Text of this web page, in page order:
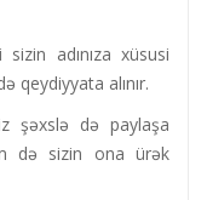
adınıza xüsusi
qeydiyyata alınır.
şəxslə də paylaşa
də sizin ona ürək